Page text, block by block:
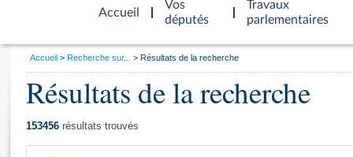
Accueil
d'accueil
Vos
députés
Travaux
parlementaires
Général
Vous
Accueil Recherche sur... Résultats de la recherche
Résultats de la recherche
153456 résultats trouvés